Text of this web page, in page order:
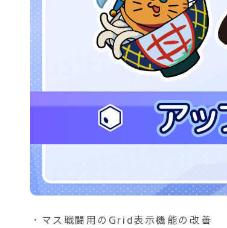
・マス戦闘用のGrid表示機能の改善